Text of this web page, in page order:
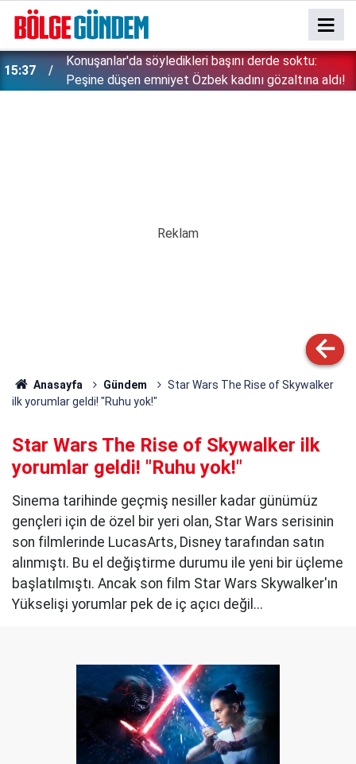
15:37
Konuşanlar'da söyledikleri başını derde soktu:
Peşine düşen emniyet Özbek kadını gözaltına aldı!
Anasayfa Gündem
Star Wars The Rise of Skywalker
ilk yorumlar geldi! "Ruhu yok!"
Star Wars The Rise of Skywalker ilk
yorumlar geldi! "Ruhu yok!"
Sinema tarihinde geçmiş nesiller kadar günümüz
gençleri için de özel bir yeri olan, Star Wars serisinin
son filmlerinde LucasArts, Disney tarafından satın
alınmıştı. Bu el değiştirme durumu ile yeni bir üçleme
başlatılmıştı. Ancak son film Star Wars Skywalker'ın
Yükselişi yorumlar pek de iç açıcı değil...